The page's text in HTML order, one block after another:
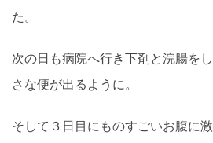
た。
次の日も病院へ行き下剤と浣腸を
さな便が出るように。
そして３日目にものすごいお腹に